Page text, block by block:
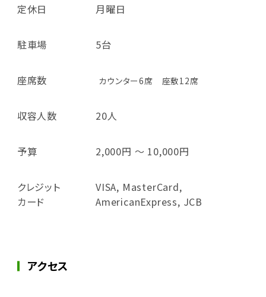
定休日 月曜日
駐車場 5台
座席数 カウンター6席 座敷12席
収容人数 20人
予算 2,000円 ～ 10,000円
クレジット
カード
VISA, MasterCard,
AmericanExpress, JCB
アクセス